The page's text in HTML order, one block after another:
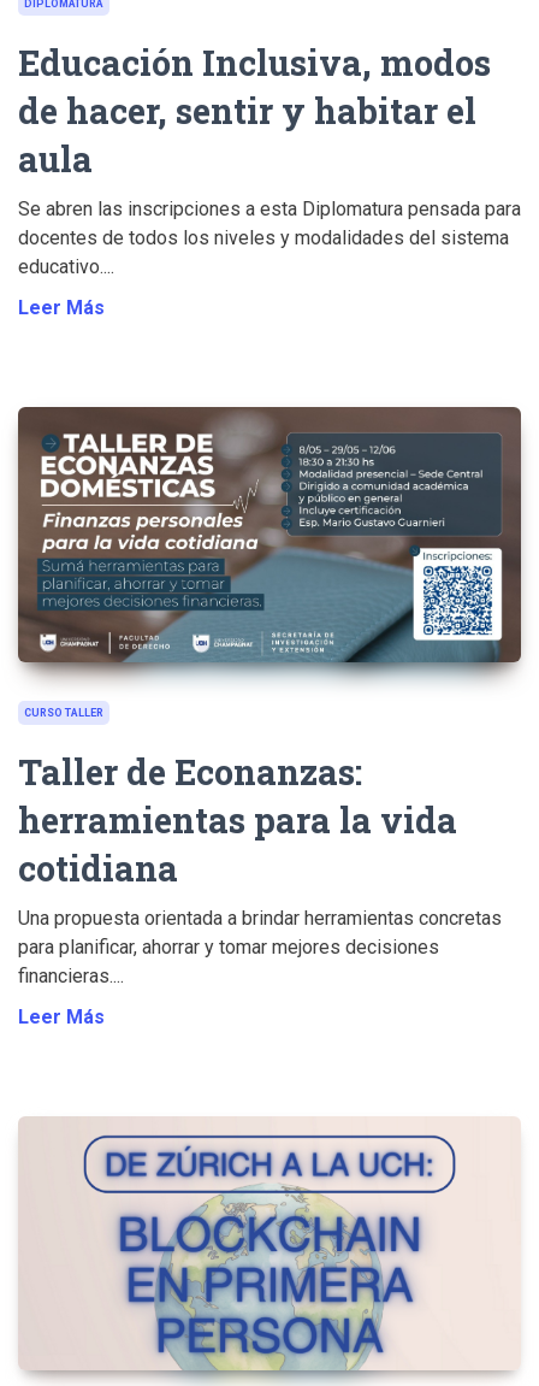
DIPLOMATURA
Educación Inclusiva, modos
de hacer, sentir y habitar el
aula
Se abren las inscripciones a esta Diplomatura pensada para
docentes de todos los niveles y modalidades del sistema
educativo....
Leer Más
CURSO TALLER
Taller de Econanzas:
herramientas para la vida
cotidiana
Una propuesta orientada a brindar herramientas concretas
para planificar, ahorrar y tomar mejores decisiones
financieras....
Leer Más